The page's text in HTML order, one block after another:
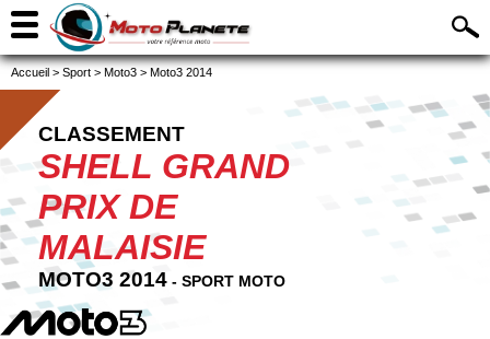
Accueil > Sport > Moto3 > Moto3 2014
CLASSEMENT
SHELL GRAND
PRIX DE
MALAISIE
MOTO3 2014 - SPORT MOTO